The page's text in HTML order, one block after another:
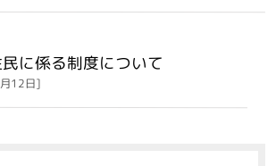
に係る制度について
12日]